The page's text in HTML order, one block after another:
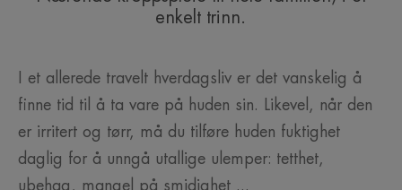
enkelt trinn.
I et allerede travelt hverdagsliv er det vanskelig å
finne tid til å ta vare på huden sin. Likevel, når den
er irritert og tørr, må du tilføre huden fuktighet
daglig for å unngå utallige ulemper: tetthet,
ubehag, mangel på smidighet ...